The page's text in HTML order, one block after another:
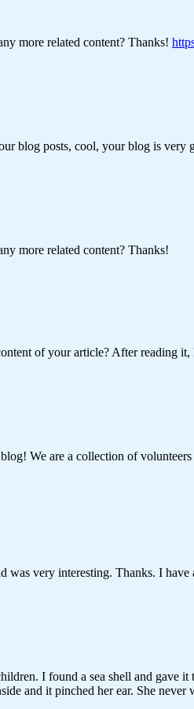
more related content? Thanks!
blog posts, cool, your blog is very
more related content? Thanks!
of your article? After reading
We are a collection of
was very interesting. Thanks. I have
I found a sea shell and gave
and it pinched her ear. She